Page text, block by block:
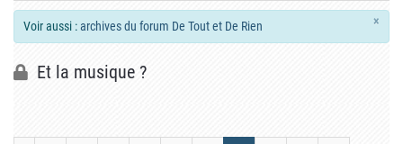
×
Voir aussi :archives du forum De Tout et De Rien
Et la musique ?